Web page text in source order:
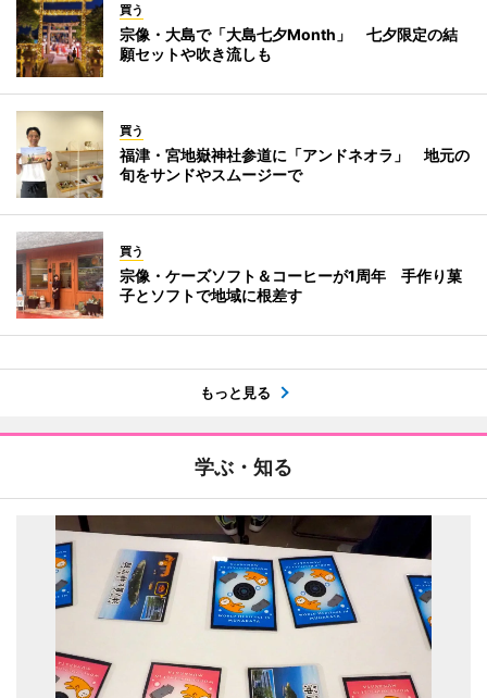
買う
宗像・大島で「大島七夕Month」 七夕限定の結
願セットや吹き流しも
買う
福津・宮地嶽神社参道に「アンドネオラ」 地元の
旬をサンドやスムージーで
買う
宗像・ケーズソフト＆コーヒーが1周年 手作り菓
子とソフトで地域に根差す
もっと見る
学ぶ・知る